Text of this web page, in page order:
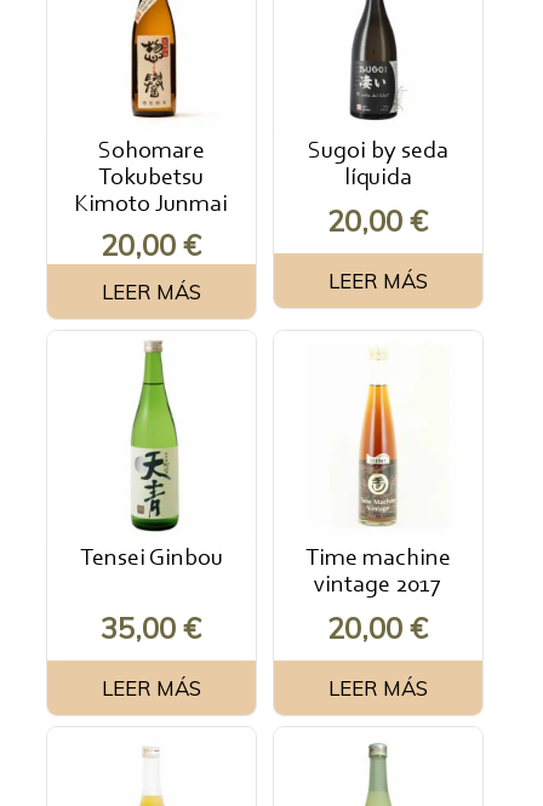
Sohomare
Tokubetsu
Kimoto Junmai
20,00€
LEER MÁS
Sugoi by seda
líquida
20,00€
LEER MÁS
Tensei Ginbou
35,00€
LEER MÁS
Time machine
vintage 2017
20,00€
LEER MÁS